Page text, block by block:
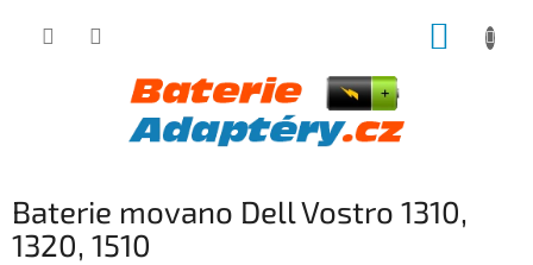
Baterie movano Dell Vostro 1310,
1320, 1510